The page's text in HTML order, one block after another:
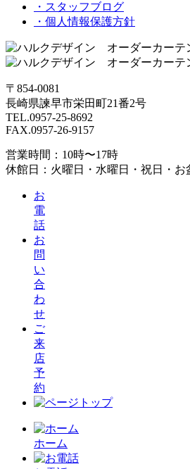
・スタッフブログ
・個人情報保護方針
〒854-0081
長崎県諫早市栄田町21番2号
TEL.0957-25-8692
FAX.0957-26-9157
営業時間：10時〜17時
休館日：火曜日・水曜日・祝日・お
お
電
話
お
問
い
合
わ
せ
ご
来
店
予
約
ホーム